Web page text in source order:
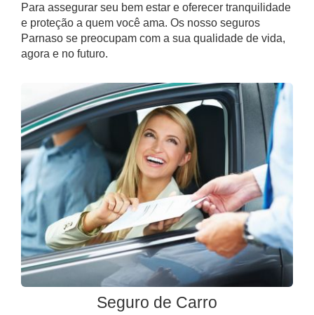
Para assegurar seu bem estar e oferecer tranquilidade
e proteção a quem você ama. Os nosso seguros
Parnaso se preocupam com a sua qualidade de vida,
agora e no futuro.
Seguro de Carro